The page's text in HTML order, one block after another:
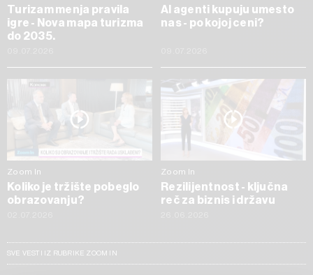
Turizam menja pravila
igre - Nova mapa turizma
do 2035.
AI agenti kupuju umesto
nas - po kojoj ceni?
Zoom In
Koliko je tržište pobeglo
obrazovanju?
Zoom In
Rezilijentnost - ključna
reč za biznis i državu
SVE VESTI IZ RUBRIKE ZOOM IN